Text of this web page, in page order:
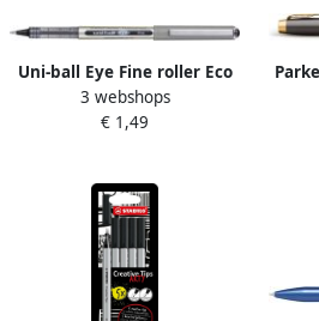
Uni-ball Eye Fine roller Eco
schrijfbreedte 0 5 mm
zwart
3 webshops
€ 1,49